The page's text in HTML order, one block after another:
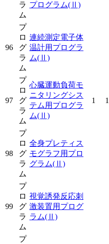
ラ
ム
プログラム(Ⅱ)
96
プ
ロ
グ
ラ
ム
連続測定電子体
温計用プログラ
ム(Ⅱ)
97
プ
ロ
グ
ラ
ム
心臓運動負荷モ
ニタリングシス
テム用プログラ
ム(Ⅱ)
1 1
98
プ
ロ
グ
ラ
ム
全身プレティス
モグラフ用プロ
グラム(Ⅱ)
99
プ
ロ
グ
ラ
ム
視覚誘発反応刺
激装置用プログ
ラム(Ⅱ)
プ